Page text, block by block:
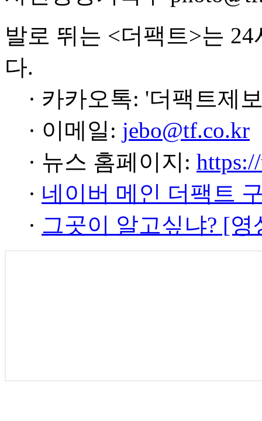
발로 뛰는 <더팩트>는
다.
· 카카오톡: '더팩트제
· 이메일: jebo@tf.co.kr
· 뉴스 홈페이지:
· 네이버 메인 더팩트
· 그곳이 알고싶냐? [